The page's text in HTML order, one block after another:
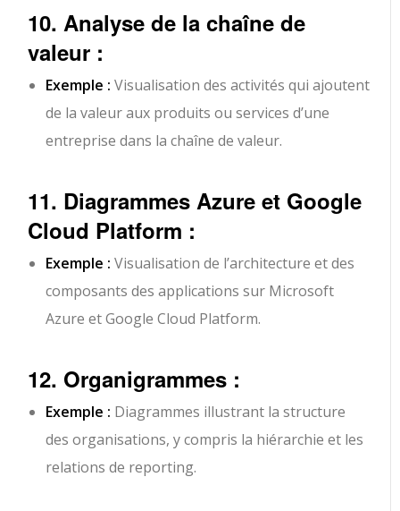
10. Analyse de la chaîne de
valeur :
Exemple : Visualisation des activités qui ajoutent
de la valeur aux produits ou services d’une
entreprise dans la chaîne de valeur.
11. Diagrammes Azure et Google
Cloud Platform :
Exemple : Visualisation de l’architecture et des
composants des applications sur Microsoft
Azure et Google Cloud Platform.
12. Organigrammes :
Exemple : Diagrammes illustrant la structure
des organisations, y compris la hiérarchie et les
relations de reporting.